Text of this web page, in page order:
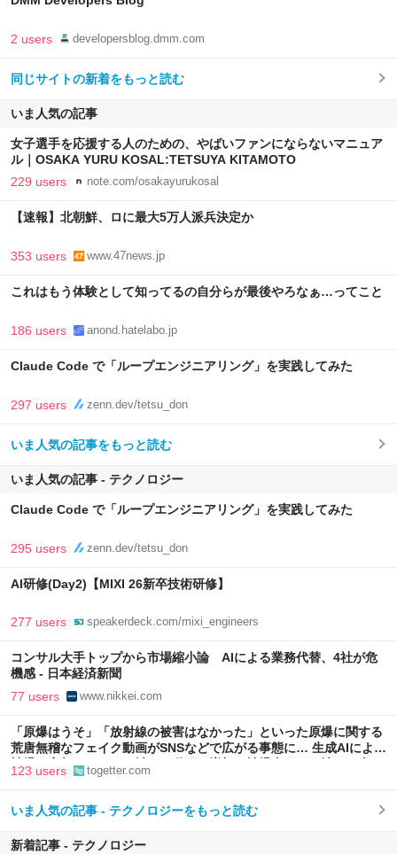
2 users developersblog.dmm.com
同じサイトの新着をもっと読む
いま人気の記事
女子選手を応援する人のための、やばいファンにならないマニュア
ル｜OSAKA YURU KOSAL:TETSUYA KITAMOTO
229 users note.com/osakayurukosal
【速報】北朝鮮、ロに最大5万人派兵決定か
353 users www.47news.jp
これはもう体験として知ってるの自分らが最後やろなぁ…ってこと
186 users anond.hatelabo.jp
Claude Code で「ループエンジニアリング」を実践してみた
297 users zenn.dev/tetsu_don
いま人気の記事をもっと読む
いま人気の記事 - テクノロジー
Claude Code で「ループエンジニアリング」を実践してみた
295 users zenn.dev/tetsu_don
AI研修(Day2)【MIXI 26新卒技術研修】
277 users speakerdeck.com/mixi_engineers
コンサル大手トップから市場縮小論 AIによる業務代替、4社が危
機感 - 日本経済新聞
77 users www.nikkei.com
「原爆はうそ」「放射線の被害はなかった」といった原爆に関する
荒唐無稽なフェイク動画がSNSなどで広がる事態に… 生成AIによる
被爆の実相からはかけ離れた動画も増加、被爆者からは憤りの声も
123 users togetter.com
いま人気の記事 - テクノロジーをもっと読む
新着記事 - テクノロジー